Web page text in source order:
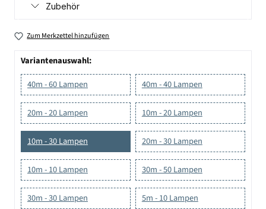
Zubehör
Zum Merkzettel hinzufügen
Variantenauswahl:
40m - 60 Lampen
40m - 40 Lampen
20m - 20 Lampen 10m - 20 Lampen
10m - 30 Lampen 20m - 30 Lampen
10m - 10 Lampen 30m - 50 Lampen
30m - 30 Lampen 5m - 10 Lampen